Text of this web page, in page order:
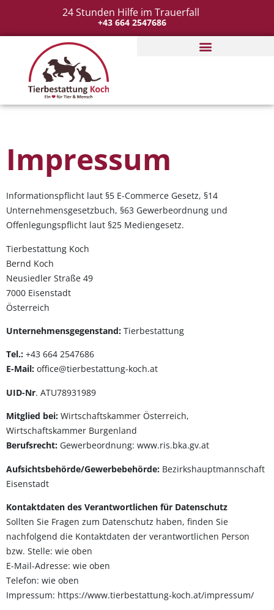
24 Stunden Hilfe im Trauerfall
+43 664 2547686
Impressum
Informationspflicht laut §5 E-Commerce Gesetz, §14
Unternehmensgesetzbuch, §63 Gewerbeordnung und
Offenlegungspflicht laut §25 Mediengesetz.
Tierbestattung Koch
Bernd Koch
Neusiedler Straße 49
7000 Eisenstadt
Österreich
Unternehmensgegenstand: Tierbestattung
Tel.: +43 664 2547686
E-Mail: office@tierbestattung-koch.at
UID-Nr. ATU78931989
Mitglied bei: Wirtschaftskammer Österreich,
Wirtschaftskammer Burgenland
Berufsrecht: Gewerbeordnung: www.ris.bka.gv.at
Aufsichtsbehörde/Gewerbebehörde: Bezirkshauptmannschaft
Eisenstadt
Kontaktdaten des Verantwortlichen für Datenschutz
Sollten Sie Fragen zum Datenschutz haben, finden Sie
nachfolgend die Kontaktdaten der verantwortlichen Person
bzw. Stelle: wie oben
E-Mail-Adresse: wie oben
Telefon: wie oben
Impressum: https://www.tierbestattung-koch.at/impressum/